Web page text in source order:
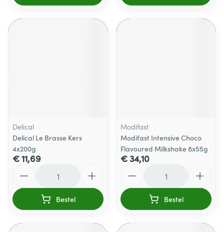
Delical
Delical Le Brasse Kers
4x200g
€ 11,69
Bestel
Modifast
Modifast Intensive Choco
Flavoured Milkshake 8x55g
€ 34,10
Bestel